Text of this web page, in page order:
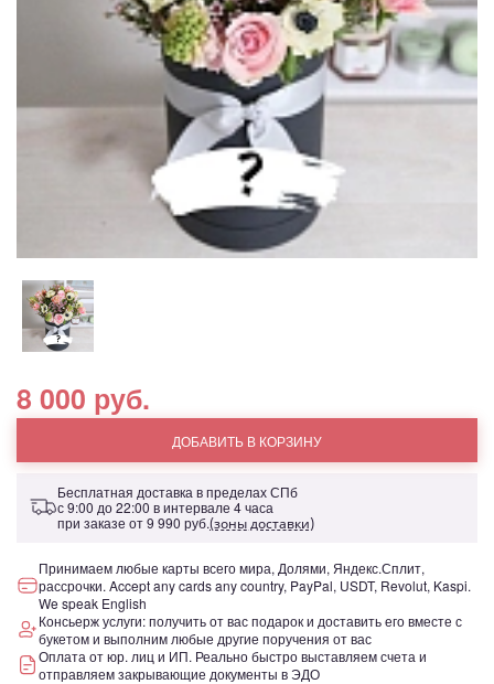
8 000 руб.
ДОБАВИТЬ В КОРЗИНУ
Бесплатная доставка в пределах СПб
с 9:00 до 22:00 в интервале 4 часа
при заказе от9 990 руб.(зоны доставки)
Принимаем любые карты всего мира, Долями, Яндекс.Сплит,
рассрочки. Accept any cards any country, PayPal, USDT, Revolut, Kaspi.
We speak English
Консьерж услуги: получить от вас подарок и доставить его вместе с
букетом и выполним любые другие поручения от вас
Оплата от юр. лиц и ИП. Реально быстро выставляем счета и
отправляем закрывающие документы в ЭДО